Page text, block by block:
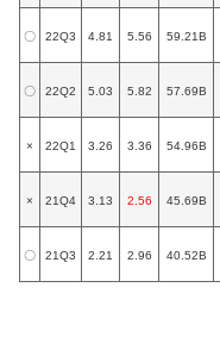
〇 22Q3 4.81 5.56 59.21B
〇 22Q2 5.03 5.82 57.69B
× 22Q1 3.26 3.36 54.96B
× 21Q4 3.13 2.56 45.69B
〇 21Q3 2.21 2.96 40.52B